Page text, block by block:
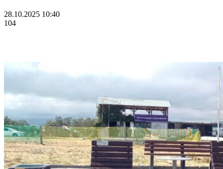
28.10.2025 10:40
104